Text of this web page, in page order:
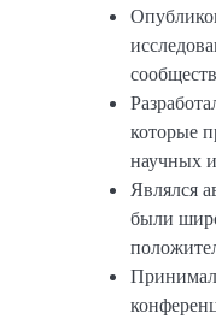
которые
научных
Являлся
были